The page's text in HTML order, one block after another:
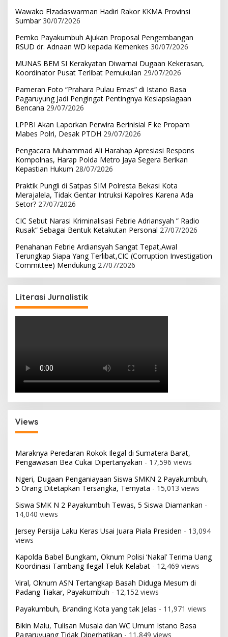
Wawako Elzadaswarman Hadiri Rakor KKMA Provinsi
Sumbar 30/07/2026
Pemko Payakumbuh Ajukan Proposal Pengembangan
RSUD dr. Adnaan WD kepada Kemenkes 30/07/2026
MUNAS BEM SI Kerakyatan Diwarnai Dugaan Kekerasan,
Koordinator Pusat Terlibat Pemukulan 29/07/2026
Pameran Foto “Prahara Pulau Emas” di Istano Basa
Pagaruyung Jadi Pengingat Pentingnya Kesiapsiagaan
Bencana 29/07/2026
LPPBI Akan Laporkan Perwira Berinisial F ke Propam
Mabes Polri, Desak PTDH 29/07/2026
Pengacara Muhammad Ali Harahap Apresiasi Respons
Kompolnas, Harap Polda Metro Jaya Segera Berikan
Kepastian Hukum 28/07/2026
Praktik Pungli di Satpas SIM Polresta Bekasi Kota
Merajalela, Tidak Gentar Intruksi Kapolres Karena Ada
Setor? 27/07/2026
CIC Sebut Narasi Kriminalisasi Febrie Adriansyah ” Radio
Rusak” Sebagai Bentuk Ketakutan Personal 27/07/2026
Penahanan Febrie Ardiansyah Sangat Tepat,Awal
Terungkap Siapa Yang Terlibat,CIC (Corruption Investigation
Committee) Mendukung 27/07/2026
Literasi Jurnalistik
Views
Maraknya Peredaran Rokok Ilegal di Sumatera Barat,
Pengawasan Bea Cukai Dipertanyakan - 17,596 views
Ngeri, Dugaan Penganiayaan Siswa SMKN 2 Payakumbuh,
5 Orang Ditetapkan Tersangka, Ternyata - 15,013 views
Siswa SMK N 2 Payakumbuh Tewas, 5 Siswa Diamankan -
14,040 views
Jersey Persija Laku Keras Usai Juara Piala Presiden - 13,094
views
Kapolda Babel Bungkam, Oknum Polisi ‘Nakal’ Terima Uang
Koordinasi Tambang Ilegal Teluk Kelabat - 12,469 views
Viral, Oknum ASN Tertangkap Basah Diduga Mesum di
Padang Tiakar, Payakumbuh - 12,152 views
Payakumbuh, Branding Kota yang tak Jelas - 11,971 views
Bikin Malu, Tulisan Musala dan WC Umum Istano Basa
Pagaruyuang Tidak Diperhatikan - 11,849 views